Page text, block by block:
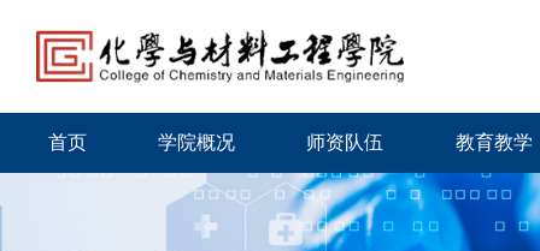
首页 学院概况 师资队伍 教育教学